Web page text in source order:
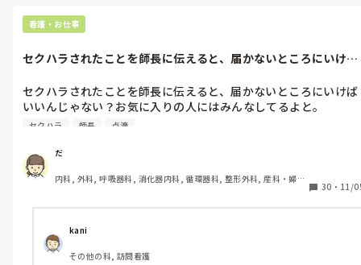
なんでも許されると思わないでほしい。
看護・お仕事
セクハラされたことを師長に伝えると、届かないところにいけば
セクハラされたことを師長に伝えると、届かないところにいけば
いいんじゃない？お気に入りの人にはみんなしてるよと。
それからセクハラする人は私を無視するようになりました。
おはようございます。
失礼します。
などを無視。
セクハラ 師長 点滴
だ
内科, 外科, 呼吸器科, 消化器内科, 循環器科, 整形外科, 産科・婦人
科, 一般病院, 大学病院, オペ室, 透析
30 ・ 11/
kani
その他の科, 訪問看護